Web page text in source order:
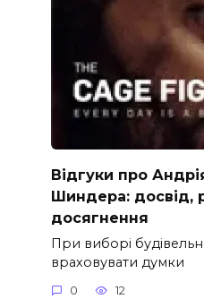
Відгуки про
Шиндера: досвід,
досягнення
При виборі
враховувати думки
0 12